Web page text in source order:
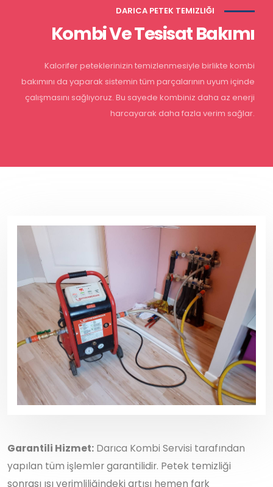
DARICA PETEK TEMIZLIĞI
Kombi Ve Tesisat Bakımı
Kalorifer peteklerinizin temizlenmesiyle birlikte kombi
bakımını da yaparak sistemin tüm parçalarının uyum içinde
çalışmasını sağlıyoruz. Bu sayede kombiniz daha az enerji
harcayarak daha fazla verim sağlar.
Garantili Hizmet: Darıca Kombi Servisi tarafından
yapılan tüm işlemler garantilidir. Petek temizliği
sonrası ısı verimliliğindeki artışı hemen fark